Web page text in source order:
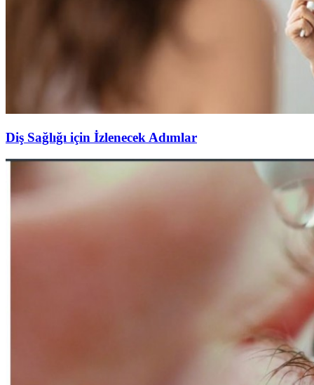
Diş Sağlığı için İzlenecek Adımlar